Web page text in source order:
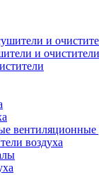
и
вентиляционные
воздуха